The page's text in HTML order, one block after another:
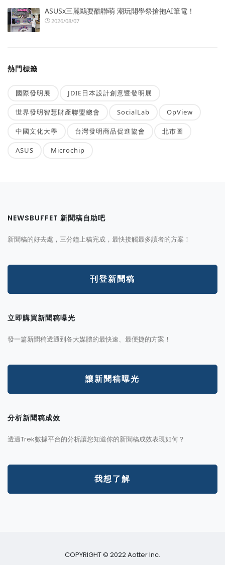
ASUSx三麗鷗耍酷聯萌 潮玩開學祭搶抱AI筆電！
2026/08/07
熱門標籤
國際發明展 JDIE日本設計創意暨發明展
世界發明智慧財產聯盟總會 SocialLab OpView
中國文化大學 台灣發明商品促進協會 北市圖
ASUS Microchip
NEWSBUFFET 新聞稿自助吧
新聞稿的好去處，三分鐘上稿完成，最快接觸最多讀者的方案！
刊登新聞稿
立即購買新聞稿曝光
發一篇新聞稿透通到各大媒體的最快速、最便捷的方案！
讓新聞稿曝光
分析新聞稿成效
透過Trek數據平台的分析讓您知道你的新聞稿成效表現如何？
我想了解
COPYRIGHT © 2022 Aotter Inc.